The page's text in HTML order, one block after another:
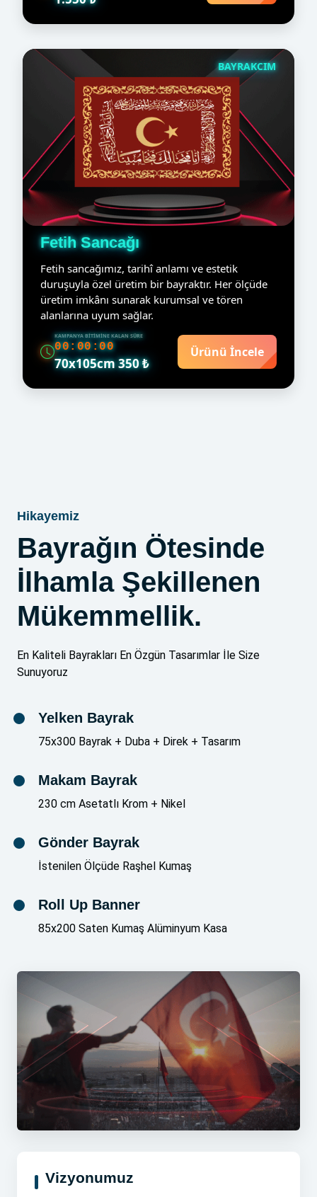
BAYRAKCIM
Fetih Sancağı
Fetih sancağımız, tarihî anlamı ve estetik
duruşuyla özel üretim bir bayraktır. Her ölçüde
üretim imkânı sunarak kurumsal ve tören
alanlarına uyum sağlar.
KAMPANYA BITIMINE KALAN SÜRE
00:00:00
70x105cm 350 ₺
Ürünü İncele
Hikayemiz
Bayrağın Ötesinde
İlhamla Şekillenen
Mükemmellik.
En Kaliteli Bayrakları En Özgün Tasarımlar İle Size
Sunuyoruz
Yelken Bayrak
75x300 Bayrak + Duba + Direk + Tasarım
Makam Bayrak
230 cm Asetatlı Krom + Nikel
Gönder Bayrak
İstenilen Ölçüde Raşhel Kumaş
Roll Up Banner
85x200 Saten Kumaş Alüminyum Kasa
Vizyonumuz